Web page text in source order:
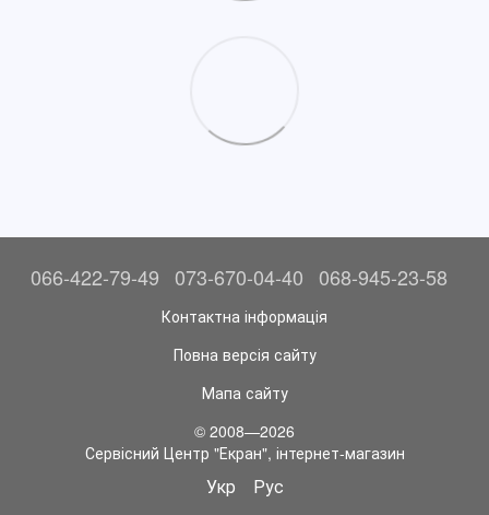
066-422-79-49 073-670-04-40 068-945-23-58
Контактна інформація
Повна версія сайту
Мапа сайту
© 2008—2026
Сервісний Центр "Екран", інтернет-магазин
Укр Рус